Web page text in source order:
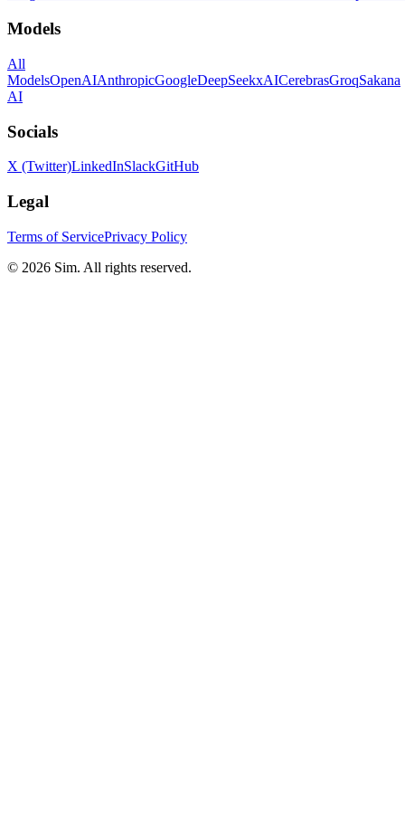
Models
All
ModelsOpenAIAnthropicGoogleDeepSeekxAICerebrasGroqSakana
AI
Socials
X (Twitter)LinkedInSlackGitHub
Legal
Terms of ServicePrivacy Policy
© 2026 Sim. All rights reserved.